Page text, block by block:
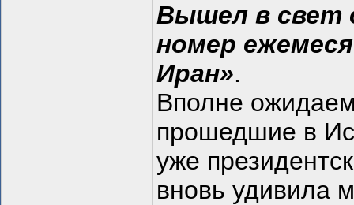
Вышел в свет
номер
Иран».
Вполне
прошедшие в
уже
вновь удивила